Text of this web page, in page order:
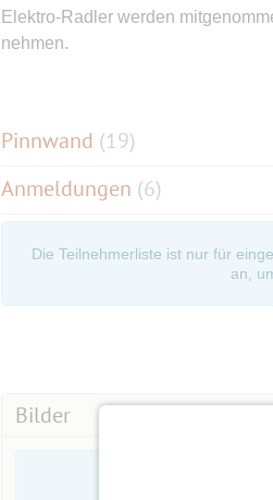
Elektro-Radler werden
nehmen.
Pinnwand (19)
Anmeldungen (6)
Die Teilnehmerliste ist nur für
an,
Bilder